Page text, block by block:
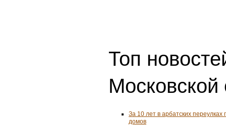
Топ
Московской
За 10 лет в арбатских переулках
домов